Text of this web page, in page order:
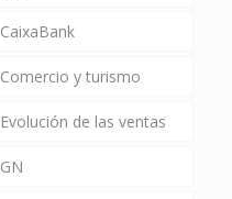
CaixaBank
Comercio y turismo
Evolución de las ventas
GN